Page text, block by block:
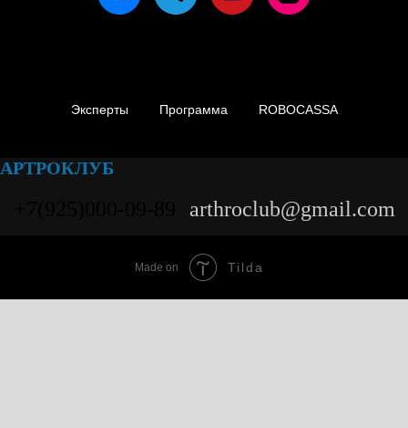
Эксперты Программа ROBOCASSA
АРТРОКЛУБ
arthroclub@gmail.com
Made on Tilda